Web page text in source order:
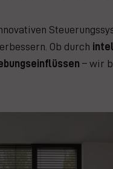
Ob durch
– wir